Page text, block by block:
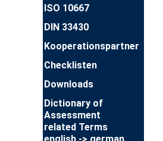
ISO 10667
DIN 33430
Kooperationspartner
Checklisten
Downloads
Dictionary of
Assessment
related Terms